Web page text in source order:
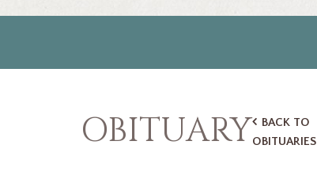
OBITUARY
BACK TO
OBITUARIES